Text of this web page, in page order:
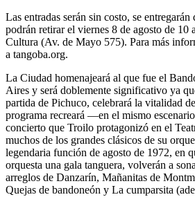
Las entradas serán sin costo, se entregarán
podrán retirar el viernes 8 de agosto de 10
Cultura (Av. de Mayo 575). Para más
a tangoba.org.
La Ciudad homenajeará al que fue el
Aires y será doblemente significativo ya
partida de Pichuco, celebrará la vitalidad
programa recreará ―en el mismo
concierto que Troilo protagonizó en el
muchos de los grandes clásicos de su
legendaria función de agosto de 1972, en
orquesta una gala tanguera, volverán a
arreglos de Danzarín, Mañanitas de
Quejas de bandoneón y La cumparsita